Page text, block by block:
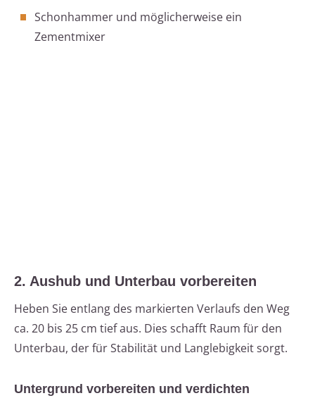
Schonhammer und möglicherweise ein
Zementmixer
2. Aushub und Unterbau vorbereiten
Heben Sie entlang des markierten Verlaufs den Weg
ca. 20 bis 25 cm tief aus. Dies schafft Raum für den
Unterbau, der für Stabilität und Langlebigkeit sorgt.
Untergrund vorbereiten und verdichten